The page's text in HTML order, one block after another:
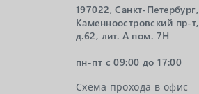
197022, Санкт-Петербург,
Каменноостровский пр-т,
д.62, лит. А пом. 7Н
пн-пт с 09:00 до 17:00
Схема прохода в офис